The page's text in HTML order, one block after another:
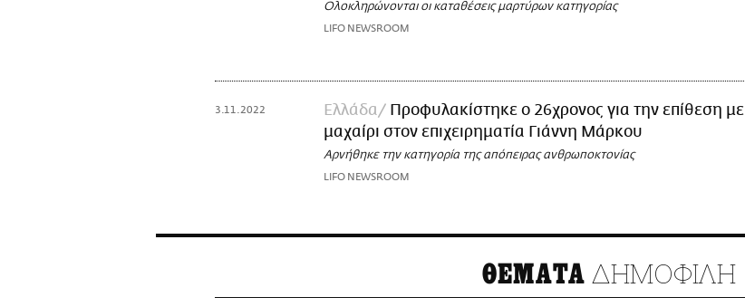
Ολοκληρώνονται οι καταθέσεις μαρτύρων κατηγορίας
LIFO NEWSROOM
3.11.2022 Ελλάδα
Προφυλακίστηκε ο 26χρονος για την επίθεση με
μαχαίρι στον επιχειρηματία Γιάννη Μάρκου
Αρνήθηκε την κατηγορία της απόπειρας ανθρωποκτονίας
LIFO NEWSROOM
ΘΕΜΑΤΑ ΔΗΜΟΦΙΛΗ